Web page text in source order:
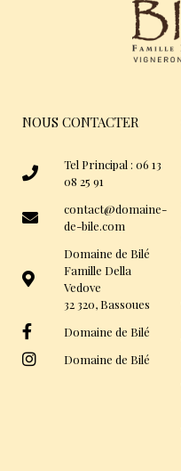
NOUS CONTACTER
Tel Principal : 06 13
08 25 91
contact@domaine-
de-bile.com
Domaine de Bilé
Famille Della
Vedove
32 320, Bassoues
Domaine de Bilé
Domaine de Bilé